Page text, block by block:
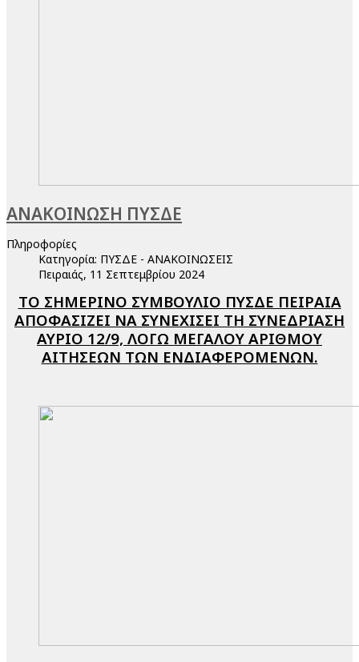
ΑΝΑΚΟΙΝΩΣΗ ΠΥΣΔΕ
Πληροφορίες
Κατηγορία: ΠΥΣΔΕ - ΑΝΑΚΟΙΝΩΣΕΙΣ
Πειραιάς, 11 Σεπτεμβρίου 2024
ΤΟ ΣΗΜΕΡΙΝΟ ΣΥΜΒΟΥΛΙΟ ΠΥΣΔΕ ΠΕΙΡΑΙΑ
ΑΠΟΦΑΣΙΖΕΙ ΝΑ ΣΥΝΕΧΙΣΕΙ ΤΗ ΣΥΝΕΔΡΙΑΣΗ
ΑΥΡΙΟ 12/9, ΛΟΓΩ ΜΕΓΑΛΟΥ ΑΡΙΘΜΟΥ
ΑΙΤΗΣΕΩΝ ΤΩΝ ΕΝΔΙΑΦΕΡΟΜΕΝΩΝ.